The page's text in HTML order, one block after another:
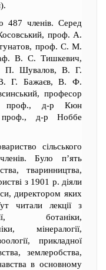
487 членів. Серед
проф. А.
проф. С. М.
В. С. Тишкевич,
П. Шувалов, В. Г.
Г. Бажаєв, В. Ф.
професор
проф., д-р Кюн
проф., д-р Ноббе
сільського
Було п’ять
тваринництва,
з 1901 р. діяли
директором яких
читали лекції з
ботаніки,
мінералогії,
прикладної
землеробства,
в основному